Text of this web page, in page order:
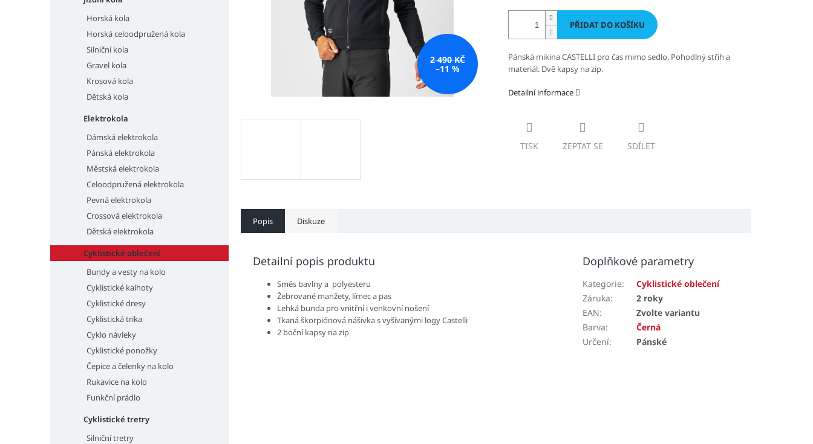
Horská kola
Horská celoodpružená kola
Silniční kola
Gravel kola
Krosová kola
Dětská kola
Elektrokola
Dámská elektrokola
Pánská elektrokola
Městská elektrokola
Celoodpružená elektrokola
Pevná elektrokola
Crossová elektrokola
Dětská elektrokola
Cyklistické oblečení
Bundy a vesty na kolo
Cyklistické kalhoty
Cyklistické dresy
Cyklistická trika
Cyklo návleky
Cyklistické ponožky
Čepice a čelenky na kolo
Rukavice na kolo
Funkční prádlo
Cyklistické tretry
Silniční tretry
2 490 KČ
–11 %
PŘIDAT DO KOŠÍKU
Pánská mikina CASTELLI pro čas mimo sedlo. Pohodlný střih a
materiál. Dvě kapsy na zip.
Detailní informace
TISK ZEPTAT SE SDÍLET
Popis Diskuze
Detailní popis produktu
Směs bavlny a polyesteru
Žebrované manžety, límec a pas
Lehká bunda pro vnitřní i venkovní nošení
Tkaná škorpiónová nášivka s vyšívanými logy Castelli
2 boční kapsy na zip
Doplňkové parametry
Kategorie:
Cyklistické oblečení
Záruka:
2 roky
EAN:
Zvolte variantu
Barva:
Černá
Určení: Pánské